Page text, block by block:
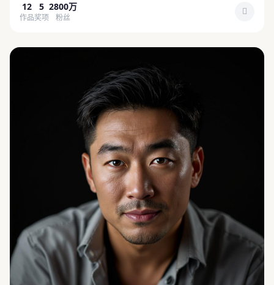
12
作品
5
奖项
2800万
粉丝